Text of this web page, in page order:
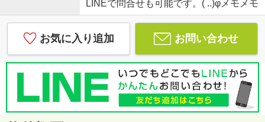
LINEで問合せも可能です。( ..)φメモメモ
お気に入り追加 お問い合わせ